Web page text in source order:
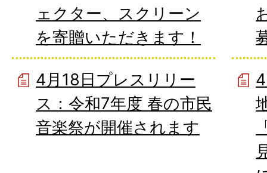
ェクター、スクリーン
を寄贈いただきます！
4月18日プレスリリー
ス：令和7年度 春の市民
音楽祭が開催されます